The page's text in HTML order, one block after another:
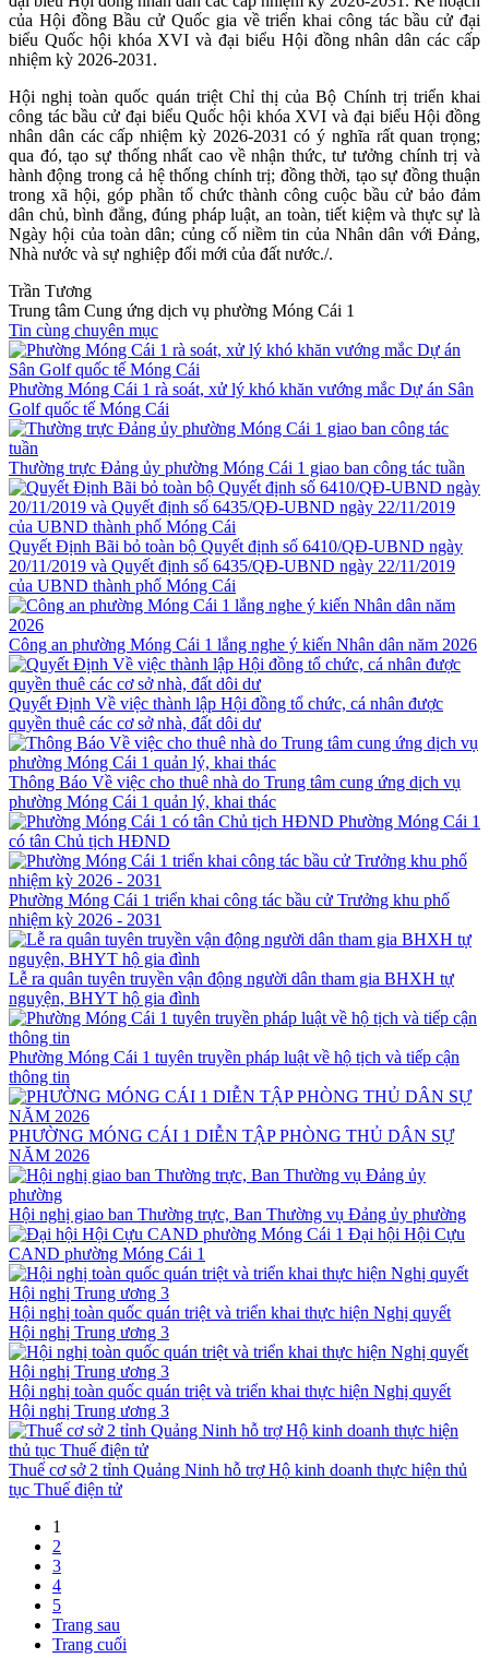
của Hội đồng Bầu cử Quốc gia về triển khai công tác bầu cử đại
biểu Quốc hội khóa XVI và đại biểu Hội đồng nhân dân các cấp
nhiệm kỳ 2026-2031.
Hội nghị toàn quốc quán triệt Chỉ thị của Bộ Chính trị triển khai
công tác bầu cử đại biểu Quốc hội khóa XVI và đại biểu Hội đồng
nhân dân các cấp nhiệm kỳ 2026-2031 có ý nghĩa rất quan trọng;
qua đó, tạo sự thống nhất cao về nhận thức, tư tưởng chính trị và
hành động trong cả hệ thống chính trị; đồng thời, tạo sự đồng thuận
trong xã hội, góp phần tổ chức thành công cuộc bầu cử bảo đảm
dân chủ, bình đẳng, đúng pháp luật, an toàn, tiết kiệm và thực sự là
Ngày hội của toàn dân; củng cố niềm tin của Nhân dân với Đảng,
Nhà nước và sự nghiệp đổi mới của đất nước./.
Trần Tương
Trung tâm Cung ứng dịch vụ phường Móng Cái 1
Tin cùng chuyên mục
Phường Móng Cái 1 rà soát, xử lý khó khăn vướng mắc Dự án Sân
Golf quốc tế Móng Cái
Thường trực Đảng ủy phường Móng Cái 1 giao ban công tác tuần
Quyết Định Bãi bỏ toàn bộ Quyết định số 6410/QĐ-UBND ngày
20/11/2019 và Quyết định số 6435/QĐ-UBND ngày 22/11/2019
của UBND thành phố Móng Cái
Công an phường Móng Cái 1 lắng nghe ý kiến Nhân dân năm 2026
Quyết Định Về việc thành lập Hội đồng tổ chức, cá nhân được
quyền thuê các cơ sở nhà, đất dôi dư
Thông Báo Về việc cho thuê nhà do Trung tâm cung ứng dịch vụ
phường Móng Cái 1 quản lý, khai thác
Phường Móng Cái 1
có tân Chủ tịch HĐND
Phường Móng Cái 1 triển khai công tác bầu cử Trưởng khu phố
nhiệm kỳ 2026 - 2031
Lễ ra quân tuyên truyền vận động người dân tham gia BHXH tự
nguyện, BHYT hộ gia đình
Phường Móng Cái 1 tuyên truyền pháp luật về hộ tịch và tiếp cận
thông tin
PHƯỜNG MÓNG CÁI 1 DIỄN TẬP PHÒNG THỦ DÂN SỰ
NĂM 2026
Hội nghị giao ban Thường trực, Ban Thường vụ Đảng ủy phường
Đại hội Hội Cựu
CAND phường Móng Cái 1
Hội nghị toàn quốc quán triệt và triển khai thực hiện Nghị quyết
Hội nghị Trung ương 3
Hội nghị toàn quốc quán triệt và triển khai thực hiện Nghị quyết
Hội nghị Trung ương 3
Thuế cơ sở 2 tỉnh Quảng Ninh hỗ trợ Hộ kinh doanh thực hiện thủ
tục Thuế điện tử
1
2
3
4
5
Trang sau
Trang cuối